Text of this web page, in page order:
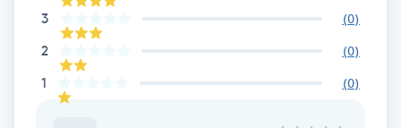
Brynfärgning
Brynplockning
3 (0)
2 (0)
1 (0)